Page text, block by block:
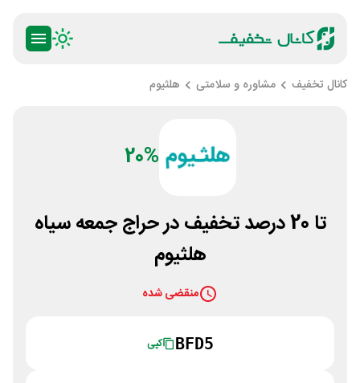
کانال تخفیف مشاوره و سلامتی هلثیوم
20%
تا 20 درصد تخفیف در حراج جمعه سیاه
هلثیوم
منقضی شده
BFD5 کپی